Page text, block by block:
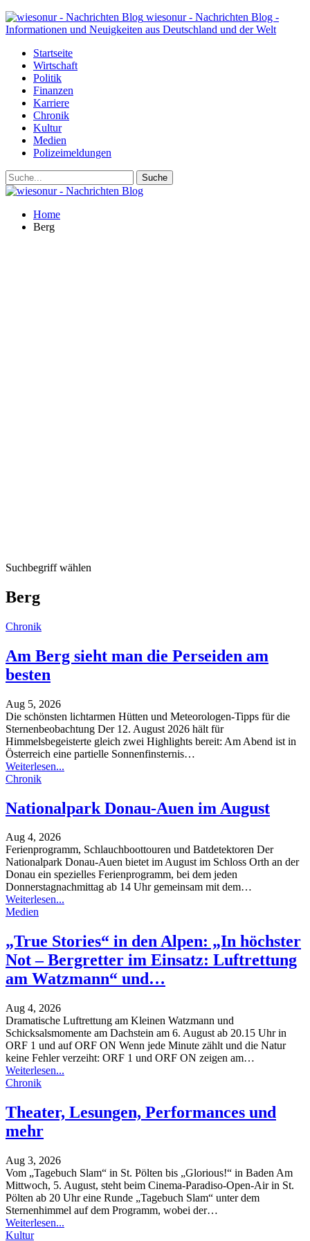
wiesonur - Nachrichten Blog -
Informationen und Neuigkeiten aus Deutschland und der Welt
Startseite
Wirtschaft
Politik
Finanzen
Karriere
Chronik
Kultur
Medien
Polizeimeldungen
Home
Berg
Suchbegriff wählen
Berg
Chronik
Am Berg sieht man die Perseiden am
besten
Aug 5, 2026
Die schönsten lichtarmen Hütten und Meteorologen-Tipps für die
Sternenbeobachtung Der 12. August 2026 hält für
Himmelsbegeisterte gleich zwei Highlights bereit: Am Abend ist in
Österreich eine partielle Sonnenfinsternis…
Weiterlesen...
Chronik
Nationalpark Donau-Auen im August
Aug 4, 2026
Ferienprogramm, Schlauchboottouren und Batdetektoren Der
Nationalpark Donau-Auen bietet im August im Schloss Orth an der
Donau ein spezielles Ferienprogramm, bei dem jeden
Donnerstagnachmittag ab 14 Uhr gemeinsam mit dem…
Weiterlesen...
Medien
„True Stories“ in den Alpen: „In höchster
Not – Bergretter im Einsatz: Luftrettung
am Watzmann“ und…
Aug 4, 2026
Dramatische Luftrettung am Kleinen Watzmann und
Schicksalsmomente am Dachstein am 6. August ab 20.15 Uhr in
ORF 1 und auf ORF ON Wenn jede Minute zählt und die Natur
keine Fehler verzeiht: ORF 1 und ORF ON zeigen am…
Weiterlesen...
Chronik
Theater, Lesungen, Performances und
mehr
Aug 3, 2026
Vom „Tagebuch Slam“ in St. Pölten bis „Glorious!“ in Baden Am
Mittwoch, 5. August, steht beim Cinema-Paradiso-Open-Air in St.
Pölten ab 20 Uhr eine Runde „Tagebuch Slam“ unter dem
Sternenhimmel auf dem Programm, wobei der…
Weiterlesen...
Kultur